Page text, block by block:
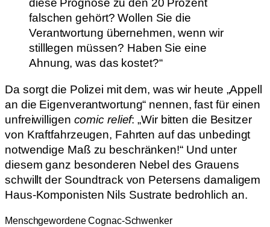
diese Prognose zu den 20 Prozent
falschen gehört? Wollen Sie die
Verantwortung übernehmen, wenn wir
stilllegen müssen? Haben Sie eine
Ahnung, was das kostet?“
Da sorgt die Polizei mit dem, was wir heute „Appell
an die Eigenverantwortung“ nennen, fast für einen
unfreiwilligen comic relief: „Wir bitten die Besitzer
von Kraftfahrzeugen, Fahrten auf das unbedingt
notwendige Maß zu beschränken!“ Und unter
diesem ganz besonderen Nebel des Grauens
schwillt der Soundtrack von Petersens damaligem
Haus-Komponisten Nils Sustrate bedrohlich an.
Menschgewordene Cognac-Schwenker